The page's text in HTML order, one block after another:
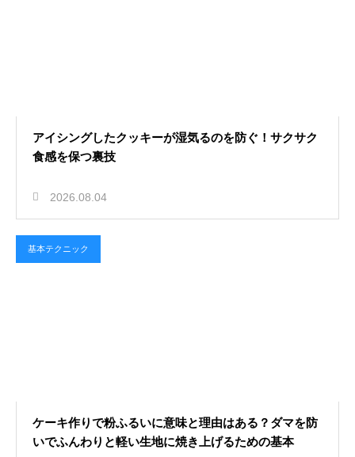
アイシングしたクッキーが湿気るのを防ぐ！サクサク
食感を保つ裏技
2026.08.04
基本テクニック
ケーキ作りで粉ふるいに意味と理由はある？ダマを防
いでふんわりと軽い生地に焼き上げるための基本